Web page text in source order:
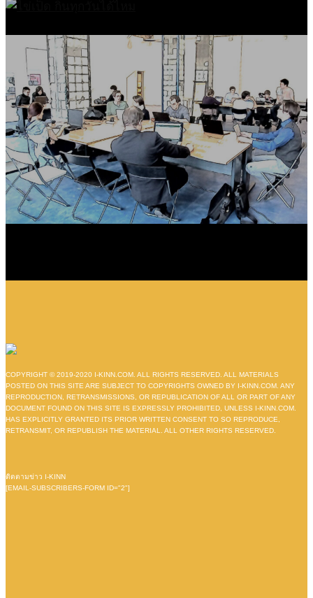
COPYRIGHT © 2019-2020 I-KINN.COM. ALL RIGHTS RESERVED. ALL MATERIALS
POSTED ON THIS SITE ARE SUBJECT TO COPYRIGHTS OWNED BY I-KINN.COM. ANY
REPRODUCTION, RETRANSMISSIONS, OR REPUBLICATION OF ALL OR PART OF ANY
DOCUMENT FOUND ON THIS SITE IS EXPRESSLY PROHIBITED, UNLESS I-KINN.COM.
HAS EXPLICITLY GRANTED ITS PRIOR WRITTEN CONSENT TO SO REPRODUCE,
RETRANSMIT, OR REPUBLISH THE MATERIAL. ALL OTHER RIGHTS RESERVED.
ติดตามข่าว I-KINN
[EMAIL-SUBSCRIBERS-FORM ID="2"]